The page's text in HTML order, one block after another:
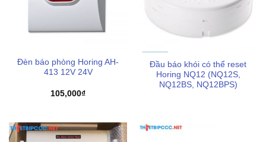
Số liệu thống kê ấn tượng:
Với mức tiêu thụ điện
năng cực thấp và âm lượng báo động trên 90dB thiết bị
đảm bảo âm thanh cảnh báo có thể xuyên qua các lớp
cửa phòng giúp đánh thức người dùng ngay cả khi
đang ngủ sâu.
Tiêu chuẩn chất lượng:
Sản phẩm đạt theo các tiêu
có thẩm quyền ban hành giúp người dùng hoàn toàn
Đèn báo phòng Horing AH-
413 12V 24V
105,000₫
Đầu báo khói có thể reset
Horing NQ12 (NQ12S,
NQ12BS, NQ12BPS)